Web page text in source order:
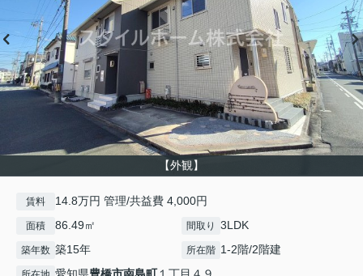
【外観】
賃料 14.8万円 管理/共益費 4,000円
面積 86.49㎡ 間取り 3LDK
築年数 築15年 所在階 1-2階/2階建